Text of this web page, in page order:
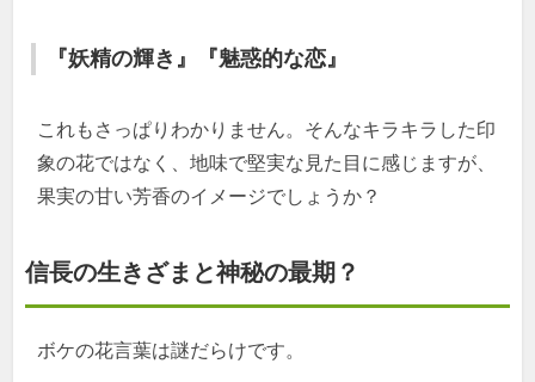
『妖精の輝き』『魅惑的な恋』
これもさっぱりわかりません。そんなキラキラした印
象の花ではなく、地味で堅実な見た目に感じますが、
果実の甘い芳香のイメージでしょうか？
信長の生きざまと神秘の最期？
ボケの花言葉は謎だらけです。